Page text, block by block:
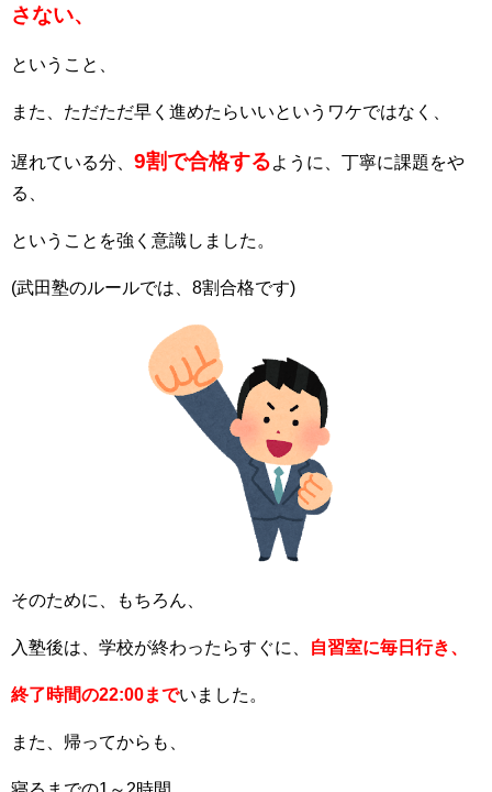
さない、
ということ、
また、ただただ早く進めたらいいというワケではなく、
遅れている分、 9割で合格するように、丁寧に課題をや
る、
ということを強く意識しました。
(武田塾のルールでは、8割合格です)
そのために、もちろん、
入塾後は、学校が終わったらすぐに、 自習室に毎日行き、
終了時間の22:00までいました。
また、帰ってからも、